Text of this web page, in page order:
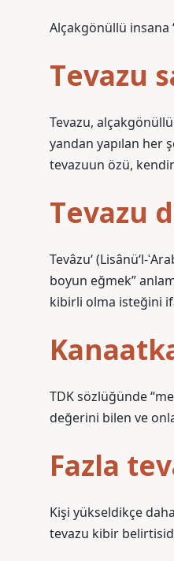
Alçakgönüllü insana
Tevazu
Tevazu,
yandan yapılan her
tevazuun özü,
Tevazu
Tevâzu‘ (Lisânü‘l-
boyun eğmek”
kibirli olma isteğini
TDK sözlüğünde
değerini bilen ve
Fazla
Kişi yükseldikçe
tevazu kibir